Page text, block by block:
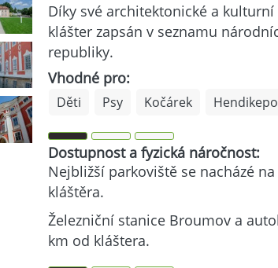
Díky své architektonické a
klášter zapsán v seznamu
republiky.
Vhodné pro:
Děti Psy Kočárek
Dostupnost a fyzická náročnost:
Nejbližší parkoviště se nacházé
kláštěra.
Železniční stanice Broumov a
km od kláštera.